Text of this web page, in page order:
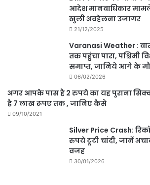
आदेश मानवाधिकार
खुली अवहेलना उजागर
21/12/2025
Varanasi Weather :
तक पहुंचा पारा, पश्चिमी
समाप्त, जानिये आगे के
06/02/2026
अगर आपके पास है 2 रुपये का यह पुराना
है 7 लाख रूपए तक , जानिए कैसे
09/10/2021
Silver Price Crash:
रुपये टूटी चांदी, जानें
वजह
30/01/2026